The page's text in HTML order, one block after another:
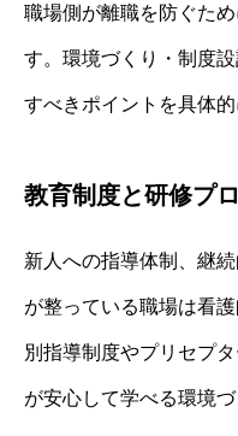
職場側が離職を防ぐた
す。環境づくり・制度
すべきポイントを具体的
教育制度と研修プ
新人への指導体制、継
が整っている職場は看
別指導制度やプリセプ
が安心して学べる環境